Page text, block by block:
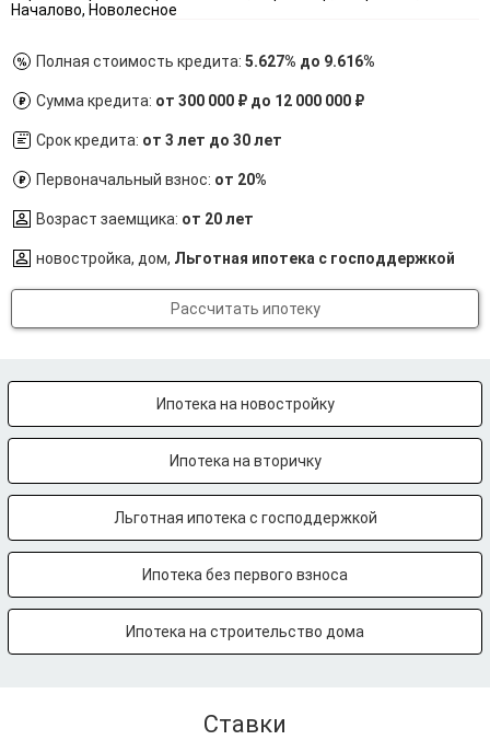
Началово, Новолесное
Полная стоимость кредита: 5.627% до 9.616%
Сумма кредита: от 300 000 ₽ до 12 000 000 ₽
Срок кредита: от 3 лет до 30 лет
Первоначальный взнос: от 20%
Возраст заемщика: от 20 лет
новостройка, дом, Льготная ипотека с господдержкой
Рассчитать ипотеку
Ипотека на новостройку
Ипотека на вторичку
Льготная ипотека с господдержкой
Ипотека без первого взноса
Ипотека на строительство дома
Ставки